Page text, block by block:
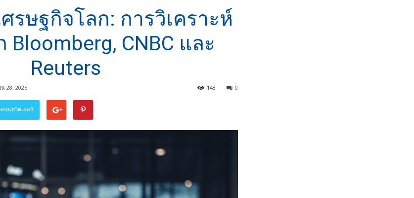
รษฐกิจโลก: การวิเคราะห์
Bloomberg, CNBC และ
Reuters
28, 2025 0
148
บนทวิตเตอร์